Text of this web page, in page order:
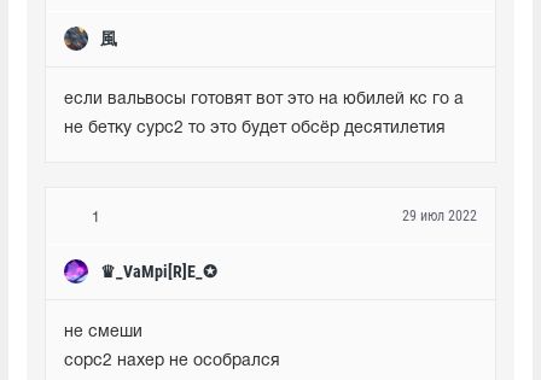
風
если вальвосы готовят вот это на юбилей кс го а
не бетку сурс2 то это будет обсёр десятилетия
1
♛_VaMpi[R]E_✪
29 июл 2022
не смеши
сорс2 нахер не особрался